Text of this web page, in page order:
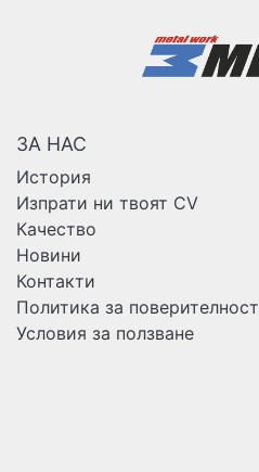
ЗА НАС
История
Изпрати ни твоят CV
Качество
Новини
Контакти
Политика за поверителност
Условия за ползване